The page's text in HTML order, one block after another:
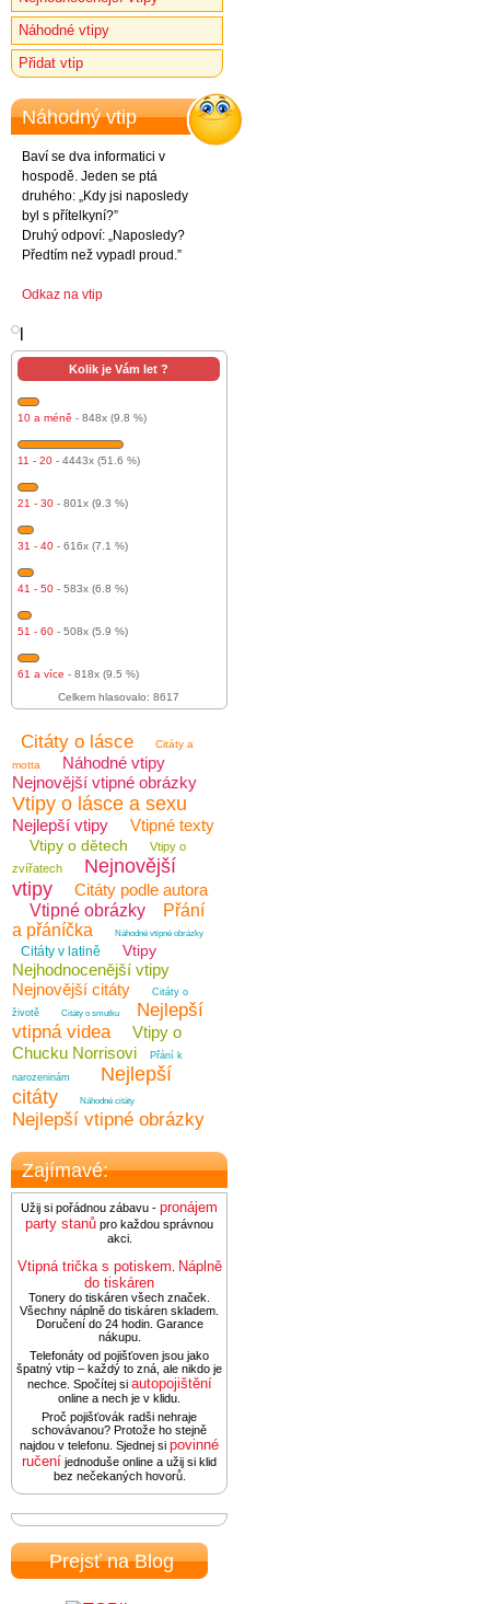
Náhodné vtipy
Přidat vtip
Náhodný vtip
Baví se dva informatici v
hospodě. Jeden se ptá
druhého: „Kdy jsi naposledy
byl s přítelkyní?”
Druhý odpoví: „Naposledy?
Předtím než vypadl proud.”
Odkaz na vtip
Kolik je Vám let ?
10 a méně - 848x (9.8 %)
11 - 20 - 4443x (51.6 %)
21 - 30 - 801x (9.3 %)
31 - 40 - 616x (7.1 %)
41 - 50 - 583x (6.8 %)
51 - 60 - 508x (5.9 %)
61 a více - 818x (9.5 %)
Celkem hlasovalo: 8617
Citáty o lásce
Citáty a
motta
Náhodné vtipy
Nejnovější vtipné obrázky
Vtipy o lásce a sexu
Nejlepší vtipy Vtipné texty
Vtipy o dětech
Vtipy o
zvířatech
Nejnovější
vtipy
Citáty podle autora
Vtipné obrázky
Přání
a přáníčka
Náhodné vtipné obrázky
Citáty v latině Vtipy
Nejhodnocenější vtipy
Nejnovější citáty
Citáty o
životě
Citáty o smutku
Nejlepší
vtipná videa
Vtipy o
Chucku Norrisovi
Přání k
narozeninám
Nejlepší
citáty
Náhodné citáty
Nejlepší vtipné obrázky
Zajímavé:
Užij si pořádnou zábavu - pronájem
party stanů pro každou správnou
akci.
Vtipná trička s potiskem Náplně
do tiskáren
Tonery do tiskáren všech značek.
Všechny náplně do tiskáren skladem.
Doručení do 24 hodin. Garance
nákupu.
Telefonáty od pojišťoven jsou jako
špatný vtip – každý to zná, ale nikdo je
nechce. Spočítej si autopojištění
online a nech je v klidu.
Proč pojišťovák radši nehraje
schovávanou? Protože ho stejně
najdou v telefonu. Sjednej si povinné
ručení jednoduše online a užij si klid
bez nečekaných hovorů.
Prejsť na Blog